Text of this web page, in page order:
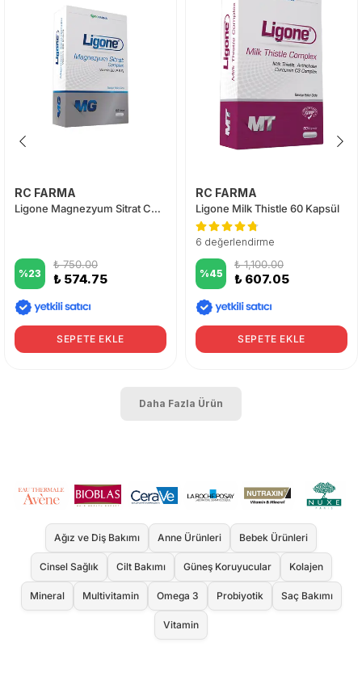
RC FARMA
Ligone Magnezyum Sitrat Complex 60 Tablet
%23
₺ 750.00
₺ 574.75
SEPETE EKLE
RC FARMA
Ligone Milk Thistle 60 Kapsül
6 değerlendirme
%45
₺ 1,100.00
₺ 607.05
SEPETE EKLE
Daha Fazla Ürün
Ağız ve Diş Bakımı Anne Ürünleri Bebek Ürünleri
Cinsel Sağlık Cilt Bakımı Güneş Koruyucular Kolajen
Mineral Multivitamin Omega 3 Probiyotik Saç Bakımı
Vitamin